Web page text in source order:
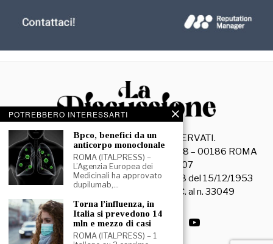
2026- TUTTI I DIRITTI RISERVATI.
La Discussione S.r.l. – Piazza Capranica, 78 – 00186 ROMA
C.F. e P. IVA 15045971007
Registrazione Tribunale di Roma n. 3628 del 15/12/1953
La società editrice è iscritta al R.O.C. al n. 33049
POTREBBERO INTERESSARTI
⁠⁠Bpco, benefici da un
anticorpo monoclonale
ROMA (ITALPRESS) –
L’Agenzia Europea dei
Medicinali ha approvato
dupilumab,…
⁠Torna l’influenza, in
Italia si prevedono 14
mln e mezzo di casi
ROMA (ITALPRESS) – 1